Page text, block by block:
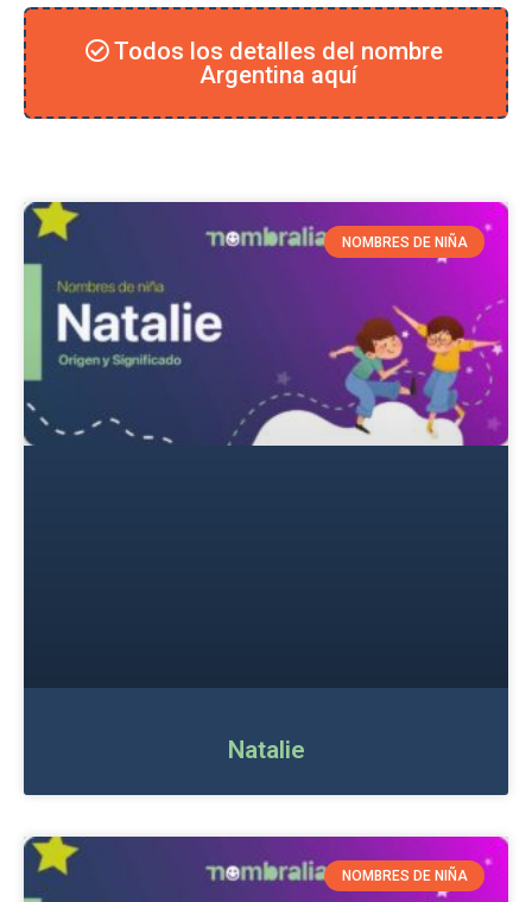
Todos los detalles del nombre
Argentina aquí
NOMBRES DE NIÑA
Natalie
NOMBRES DE NIÑA